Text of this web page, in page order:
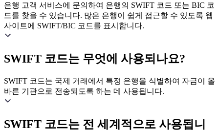
은행 고객 서비스에 문의하여 은행의 SWIFT 코드 또는 BIC 코
드를 찾을 수 있습니다. 많은 은행이 쉽게 접근할 수 있도록 웹
사이트에 SWIFT/BIC 코드를 표시합니다.
SWIFT 코드는 무엇에 사용되나요?
SWIFT 코드는 국제 거래에서 특정 은행을 식별하여 자금이 올
바른 기관으로 전송되도록 하는 데 사용됩니다.
SWIFT 코드는 전 세계적으로 사용됩니